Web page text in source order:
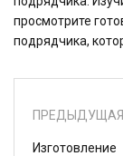
просмотрите
подрядчика,
ПРЕДЫДУЩАЯ
Изготовление